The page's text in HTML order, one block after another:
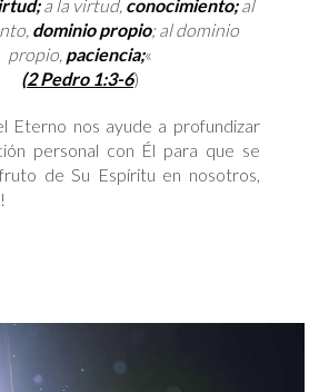
a la virtud, conocimiento;al
dominio propio; al dominio
propio, paciencia;«
(2 Pedro 1:3-6)
Eterno nos ayude a profundizar
personal con Él para que se
de Su Espíritu en nosotros,